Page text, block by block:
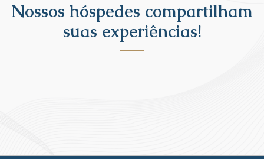
Nossos hóspedes compartilham
suas experiências!